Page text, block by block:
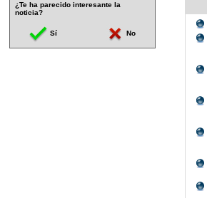
¿Te ha parecido interesante la
noticia?
Sí No